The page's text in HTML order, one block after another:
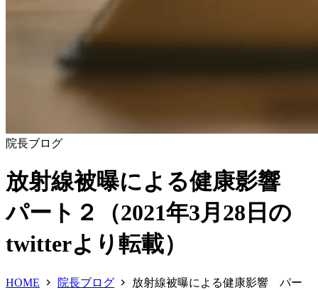
院長ブログ
放射線被曝による健康影響
パート２（2021年3月28日の
twitterより転載）
HOME 院長ブログ
放射線被曝による健康影響 パー